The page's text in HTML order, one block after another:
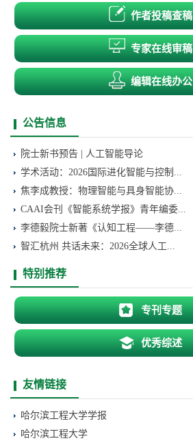
作者投稿查稿
专家在线审稿
编辑在线办公
公告信息
院士新书预告 | 人工智能导论
学术活动：2026国际进化智能与控制...
焦李成教授：物理智能与具身智能协...
CAAI会刊《智能系统学报》青年编委...
李德毅院士新著《认知工程——李德...
智汇杭州 共话未来：2026全球人工...
特别推荐
专刊专题
优秀综述
友情链接
哈尔滨工程大学学报
哈尔滨工程大学